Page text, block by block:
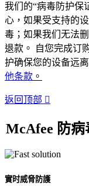
我们的“病毒防护保
心，如果受支持的
毒；如果我们无法
退款。 自您完成订
护确保您的设备远
他条款 。
返回顶部 
McAfee 防
實时威脅防護